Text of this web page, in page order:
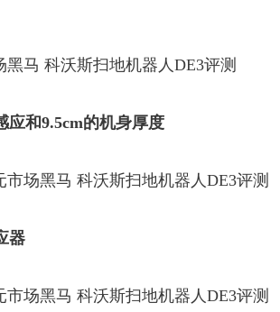
应和9.5cm的机身厚度
器